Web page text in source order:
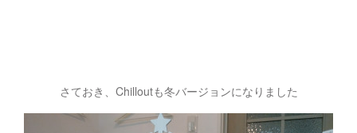
さておき、Chilloutも冬バージョンになりました